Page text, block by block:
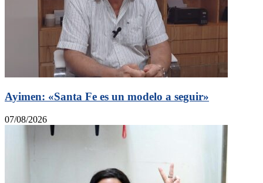
Ayimen: «Santa Fe es un modelo a seguir»
07/08/2026